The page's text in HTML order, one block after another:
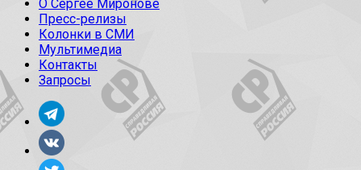
О Сергее Миронове
Пресс-релизы
Колонки в СМИ
Мультимедиа
Контакты
Запросы